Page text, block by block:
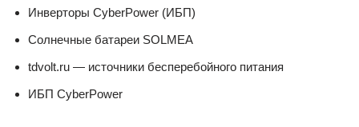
Инверторы CyberPower (ИБП)
Солнечные батареи SOLMEA
tdvolt.ru — источники бесперебойного питания
ИБП CyberPower